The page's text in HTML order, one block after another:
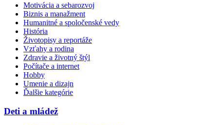
Motivácia a sebarozvoj
Biznis a manažment
Humanitné a spoločenské vedy
História
Životopisy a reportáže
Vzťahy a rodina
Zdravie a životný štýl
Počítače a internet
Hobby
Umenie a dizajn
Ďalšie kategórie
Deti a mládež